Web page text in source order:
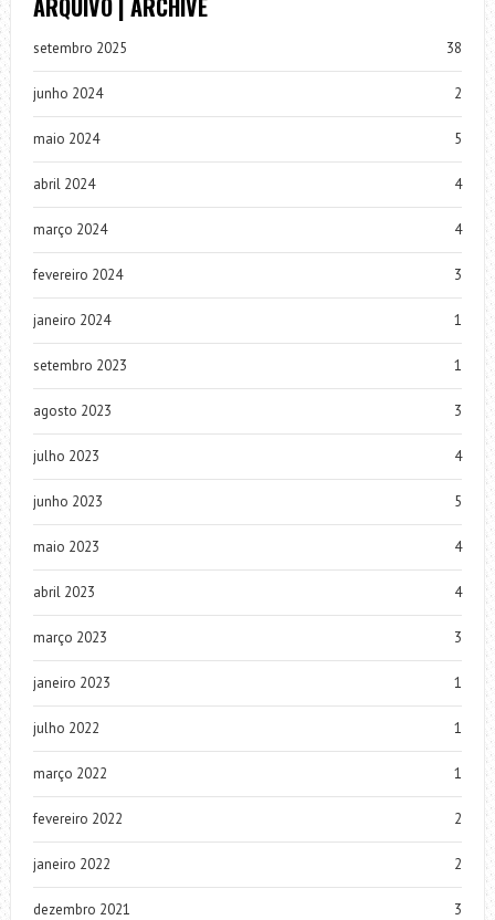
setembro 2025 38
junho 2024 2
maio 2024 5
abril 2024 4
março 2024 4
fevereiro 2024 3
janeiro 2024 1
setembro 2023 1
agosto 2023 3
julho 2023 4
junho 2023 5
maio 2023 4
abril 2023 4
março 2023 3
janeiro 2023 1
julho 2022 1
março 2022 1
fevereiro 2022 2
janeiro 2022 2
dezembro 2021 3